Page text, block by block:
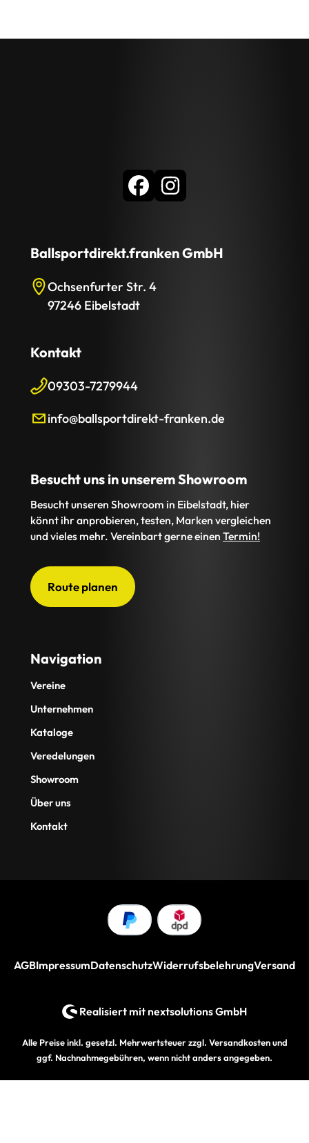
Ballsportdirekt.franken GmbH
Ochsenfurter Str. 4
97246 Eibelstadt
Kontakt
09303-7279944
info@ballsportdirekt-franken.de
Navigation
Vereine
Unternehmen
Kataloge
Veredelungen
Showroom
Über uns
Kontakt
Besucht uns in unserem Showroom
Besucht unseren Showroom in Eibelstadt, hier
könnt ihr anprobieren, testen, Marken vergleichen
und vieles mehr. Vereinbart gerne einen Termin!
Route planen
AGBImpressumDatenschutzWiderrufsbelehrungVersand
Realisiert mitnextsolutions GmbH
Alle Preise inkl. gesetzl. Mehrwertsteuer zzgl. Versandkostenund
ggf. Nachnahmegebühren, wenn nicht anders angegeben.